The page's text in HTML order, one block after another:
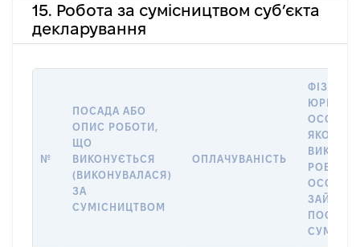
15. Робота за сумісництвом суб’єкта
декларування
№
ПОСАДА АБО
ОПИС РОБОТИ,
ЩО
ВИКОНУЄТЬСЯ
(ВИКОНУВАЛАСЯ)
ЗА
СУМІСНИЦТВОМ
ОПЛАЧУВАНІСТЬ
ОСОБА,
ЯКОЇ
РОБОТА
ОСОБА
ПОСАДУ